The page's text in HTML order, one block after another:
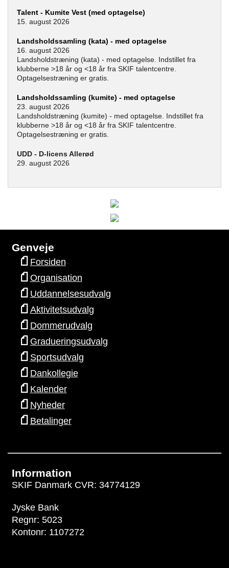
Talent - Kumite Vest (med optagelse)
15. august 2026
Landsholdssamling (kata) - med optagelse
16. august 2026
Landsholdstræning (kata) - med optagelse. Indstillet fra
klubberne >18 år og <18 år fra SKIF talentcentre.
Optagelsestræning er gratis.
Landsholdssamling (kumite) - med optagelse
23. august 2026
Landsholdstræning (kumite) - med optagelse. Indstillet fra
klubberne >18 år og <18 år fra SKIF talentcentre.
Optagelsestræning er gratis.
UDD - D-licens Allerød
29. august 2026
Genveje
Forsiden
Organisation
Uddannelsesudvalg
Aktivitetsudvalg
Dommerudvalg
Gradueringsudvalg
Sportsudvalg
Dankollegie
Kalender
Nyheder
Betalinger
Information
SKIF Danmark CVR: 34774129
Jyske Bank
Regnr: 5023
Kontonr: 1107272